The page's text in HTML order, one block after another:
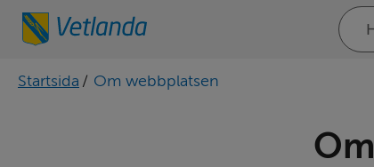
Sök
på
Startsida / Om webbplatsen